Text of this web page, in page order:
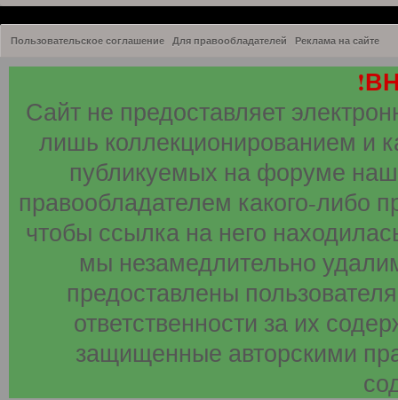
Пользовательское соглашение Для правообладателей Реклама на сайте
Сайт не предоставляет
лишь коллекционированием и
публикуемых на форуме
правообладателем какого-либо
чтобы ссылка на него
мы незамедлительно
предоставлены
ответственности за их
защищенные авторскими